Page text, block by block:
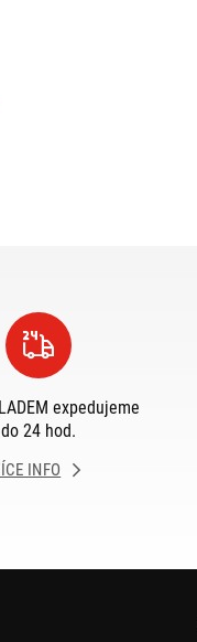
expedujeme
do 24 hod.
INFO